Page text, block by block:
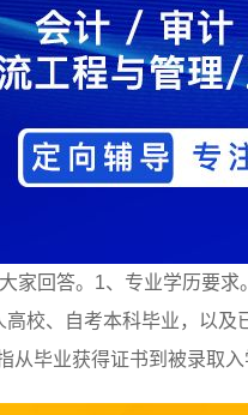
家回答。1、专业学历要
校、自考本科毕业，以
毕业获得证书到被录取入